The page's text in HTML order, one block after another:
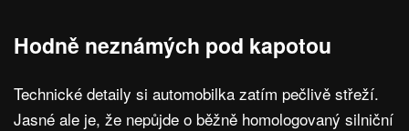
Hodně neznámých pod kapotou
Technické detaily si automobilka zatím pečlivě střeží.
Jasné ale je, že nepůjde o běžně homologovaný silniční